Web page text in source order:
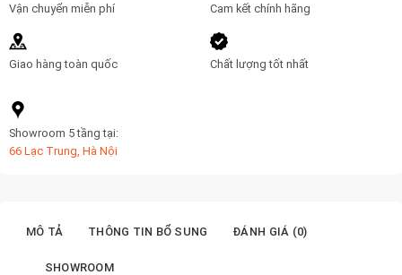
Vận chuyển miễn phí
Giao hàng toàn quốc
Cam kết chính hãng
Chất lượng tốt nhất
Showroom 5 tầng tại:
66 Lạc Trung, Hà Nội
MÔ TẢ THÔNG TIN BỔ SUNG ĐÁNH GIÁ (0)
SHOWROOM